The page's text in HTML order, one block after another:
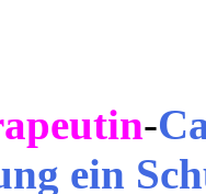
-
ein